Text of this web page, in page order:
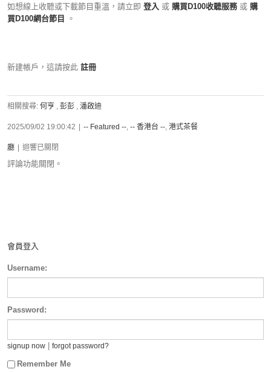
如想線上收聽或下載節目重溫，請立即 登入 或 購買D100收聽服務 或 購
買D100網台節目
。
新建帳戶，這請按此 註冊
相關搜尋: 何亨 , 彭彭 , 潘啟迪
2025/09/02 19:00:42 -- Featured --, -- 香港台 --, 港式茶餐
廳 迴響已關閉
評論功能關閉。
會員登入
Username:
Password:
signup now forgot password?
Remember Me